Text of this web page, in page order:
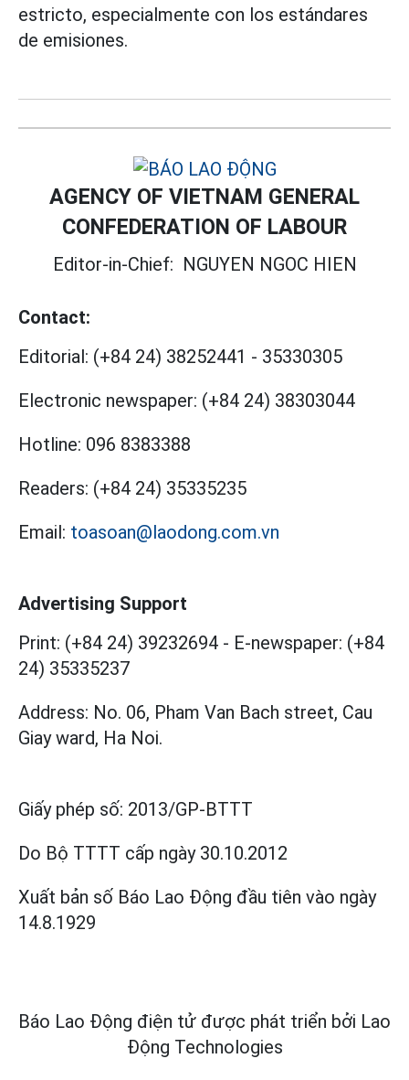
estricto, especialmente con los estándares
de emisiones.
AGENCY OF VIETNAM GENERAL
CONFEDERATION OF LABOUR
Editor-in-Chief: NGUYEN NGOC HIEN
Contact:
Editorial: (+84 24) 38252441 - 35330305
Electronic newspaper: (+84 24) 38303044
Hotline: 096 8383388
Readers: (+84 24) 35335235
Email: toasoan@laodong.com.vn
Advertising Support
Print: (+84 24) 39232694 - E-newspaper: (+84
24) 35335237
Address: No. 06, Pham Van Bach street, Cau
Giay ward, Ha Noi.
Giấy phép số: 2013/GP-BTTT
Do Bộ TTTT cấp ngày 30.10.2012
Xuất bản số Báo Lao Động đầu tiên vào ngày
14.8.1929
Báo Lao Động điện tử được phát triển bởi Lao
Động Technologies